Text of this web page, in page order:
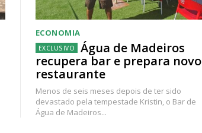
ECONOMIA
Água de Madeiros
recupera bar e prepara novo
restaurante
Menos de seis meses depois de ter sido
devastado pela tempestade Kristin, o Bar de
Água de Madeiros...